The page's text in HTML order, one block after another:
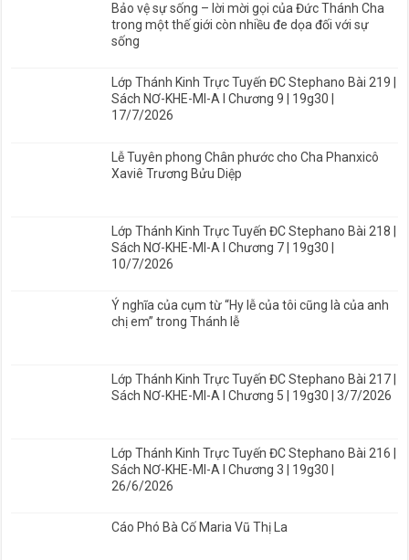
Bảo vệ sự sống – lời mời gọi của Đức Thánh Cha
trong một thế giới còn nhiều đe dọa đối với sự
sống
Lớp Thánh Kinh Trực Tuyến ĐC Stephano Bài 219 |
Sách NƠ-KHE-MI-A I Chương 9 | 19g30 |
17/7/2026
Lễ Tuyên phong Chân phước cho Cha Phanxicô
Xaviê Trương Bửu Diệp
Lớp Thánh Kinh Trực Tuyến ĐC Stephano Bài 218 |
Sách NƠ-KHE-MI-A I Chương 7 | 19g30 |
10/7/2026
Ý nghĩa của cụm từ “Hy lễ của tôi cũng là của anh
chị em” trong Thánh lễ
Lớp Thánh Kinh Trực Tuyến ĐC Stephano Bài 217 |
Sách NƠ-KHE-MI-A I Chương 5 | 19g30 | 3/7/2026
Lớp Thánh Kinh Trực Tuyến ĐC Stephano Bài 216 |
Sách NƠ-KHE-MI-A I Chương 3 | 19g30 |
26/6/2026
Cáo Phó Bà Cố Maria Vũ Thị La